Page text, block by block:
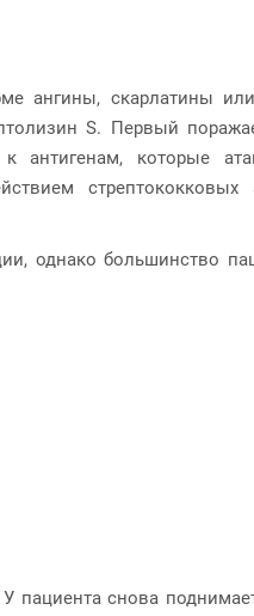
ангины, скарлатины или
S. Первый
к антигенам, которые
стрептококковых
однако большинство
снова